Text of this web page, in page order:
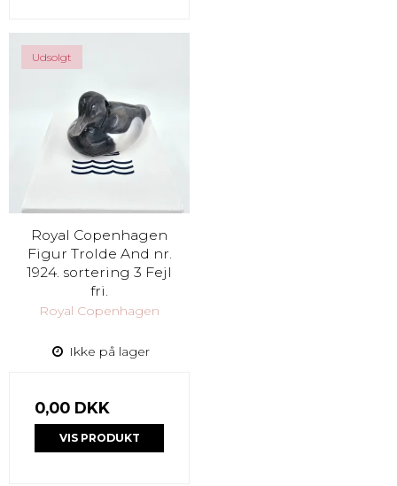
Udsolgt
Royal Copenhagen
Figur Trolde And nr.
1924. sortering 3 Fejl
fri.
Royal Copenhagen
Ikke på lager
0,00 DKK
VIS PRODUKT